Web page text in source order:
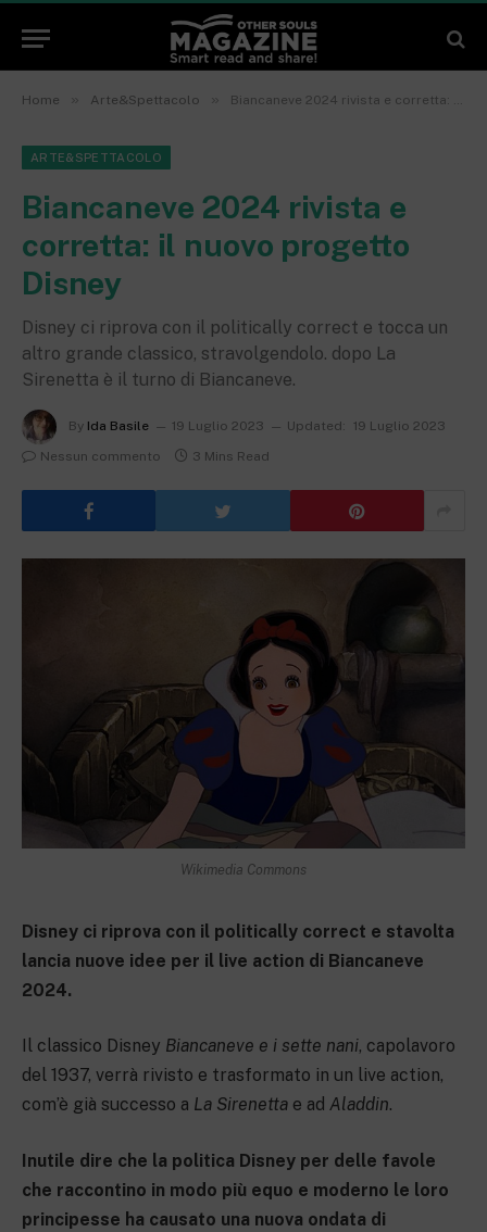
Home » Arte&Spettacolo » Biancaneve 2024 rivista e corretta: il nuovo progetto Disney
ARTE&SPETTACOLO
Biancaneve 2024 rivista e
corretta: il nuovo progetto
Disney
Disney ci riprova con il politically correct e tocca un
altro grande classico, stravolgendolo. dopo La
Sirenetta è il turno di Biancaneve.
By Ida Basile 19 Luglio 2023 Updated: 19 Luglio 2023
Nessun commento
3 Mins Read
Wikimedia Commons
Disney ci riprova con il politically correct e stavolta
lancia nuove idee per il live action di Biancaneve
2024.
Il classico Disney Biancaneve e i sette nani, capolavoro
del 1937, verrà rivisto e trasformato in un live action,
com’è già successo a La Sirenetta e ad Aladdin.
Inutile dire che la politica Disney per delle favole
che raccontino in modo più equo e moderno le loro
principesse ha causato una nuova ondata di